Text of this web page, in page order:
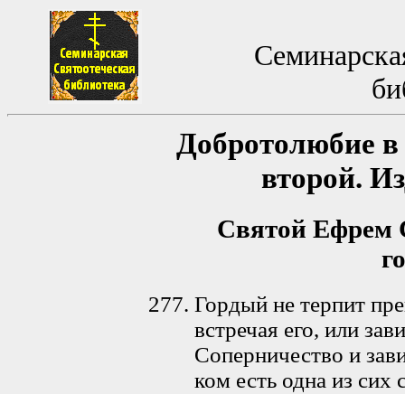
Добротолюбие в
второй.
Святой Ефрем
Гордый не терпит
встречая его, или
Соперничество и
ком есть одна из сих